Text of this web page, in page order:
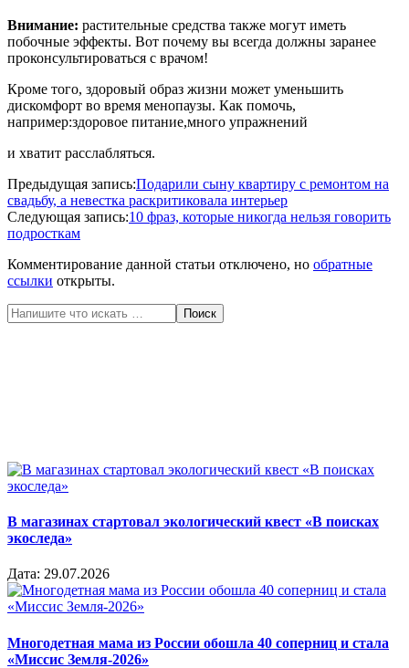
Внимание: растительные средства также могут иметь
побочные эффекты. Вот почему вы всегда должны заранее
проконсультироваться с врачом!
Кроме того, здоровый образ жизни может уменьшить
дискомфорт во время менопаузы. Как помочь,
например:здоровое питание,много упражнений
и хватит расслабляться.
2020-
04-
23
Предыдущая запись:Подарили сыну квартиру с ремонтом на
свадьбу, а невестка раскритиковала интерьер
Следующая запись:10 фраз, которые никогда нельзя говорить
подросткам
Комментирование данной статьи отключено, но обратные
ссылки открыты.
Поиск
В магазинах стартовал экологический квест «В поисках
экоследа»
Дата: 29.07.2026
Многодетная мама из России обошла 40 соперниц и стала
«Миссис Земля-2026»